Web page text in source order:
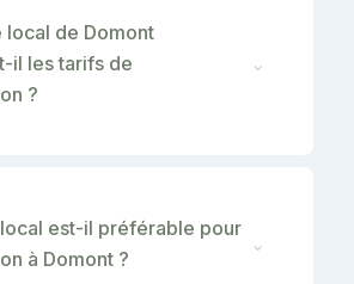
local de Domont
il les tarifs de
?
⌄
local est-il préférable pour
à Domont ?
⌄